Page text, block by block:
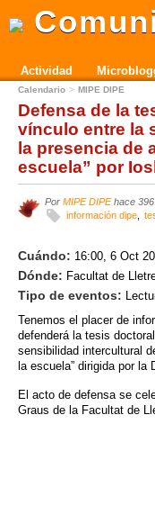
Actividad
Calendario MIPE DIPE
Defensa de la
vínculo entre la
la presencia de
escuela” por
Por MIPE DIPE hace
información dipe
Cuándo: 16:00, 6 Oct
Dónde: Facultat de
Tipo de eventos:
Tenemos el placer de
defenderá la tesis
sensibilidad intercultural
la escuela” dirigida por
El acto de defensa se
Graus de la Facultat de